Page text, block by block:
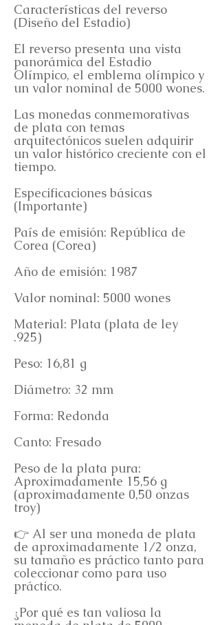
Características del reverso
(Diseño del Estadio)
El reverso presenta una vista
panorámica del Estadio
Olímpico, el emblema olímpico y
un valor nominal de 5000 wones.
Las monedas conmemorativas
de plata con temas
arquitectónicos suelen adquirir
un valor histórico creciente con el
tiempo.
Especificaciones básicas
(Importante)
País de emisión: República de
Corea (Corea)
Año de emisión: 1987
Valor nominal: 5000 wones
Material: Plata (plata de ley
.925)
Peso: 16,81 g
Diámetro: 32 mm
Forma: Redonda
Canto: Fresado
Peso de la plata pura:
Aproximadamente 15,56 g
(aproximadamente 0,50 onzas
troy)
👉 Al ser una moneda de plata
de aproximadamente 1/2 onza,
su tamaño es práctico tanto para
coleccionar como para uso
práctico.
¿Por qué es tan valiosa la